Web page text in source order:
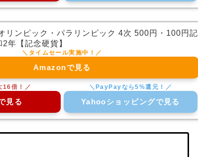
リンピック・パラリンピック 4次 500円・100円記
年【記念硬貨】
Amazonで見る
見る Yahooショッピングで見る